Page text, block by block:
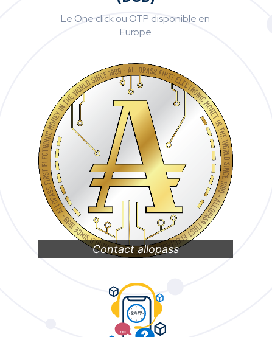
Le One click ou OTP disponible en
Europe
Contact allopass